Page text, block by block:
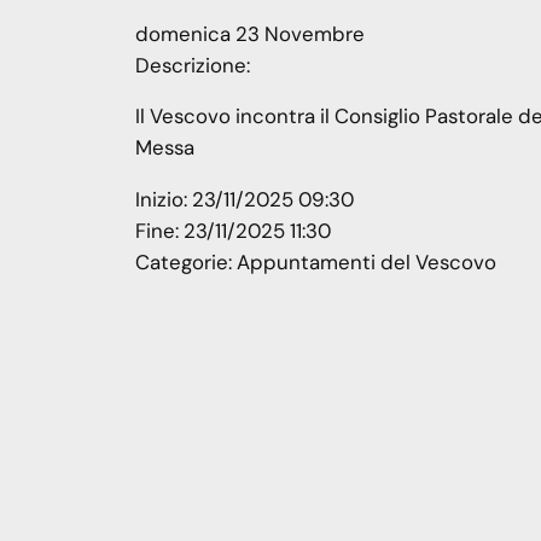
domenica 23 Novembre
Descrizione:
Il Vescovo incontra il Consiglio Pastorale
Messa
Inizio: 23/11/2025 09:30
Fine: 23/11/2025 11:30
Categorie:Appuntamenti del Vescovo